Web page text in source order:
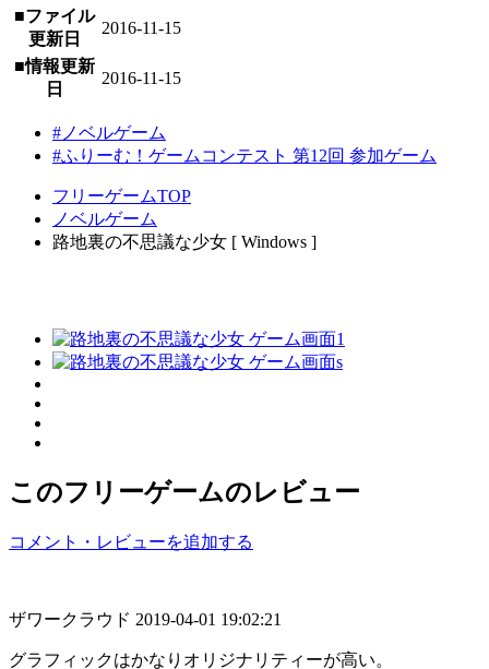
■ファイル
更新日
2016-11-15
■情報更新
日
2016-11-15
#ノベルゲーム
#ふりーむ！ゲームコンテスト 第12回 参加ゲーム
フリーゲームTOP
ノベルゲーム
路地裏の不思議な少女 [ Windows ]
このフリーゲームのレビュー
コメント・レビューを追加する
ザワークラウド 2019-04-01 19:02:21
グラフィックはかなりオリジナリティーが高い。